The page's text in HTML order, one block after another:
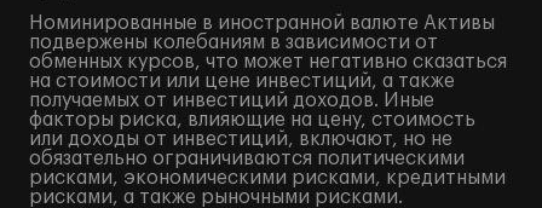
Номинированные в иностранной валюте Активы
подвержены колебаниям в зависимости от
обменных курсов, что может негативно сказаться
на стоимости или цене инвестиций, а также
получаемых от инвестиций доходов. Иные
факторы риска, влияющие на цену, стоимость
или доходы от инвестиций, включают, но не
обязательно ограничиваются политическими
рисками, экономическими рисками, кредитными
рисками, а также рыночными рисками.